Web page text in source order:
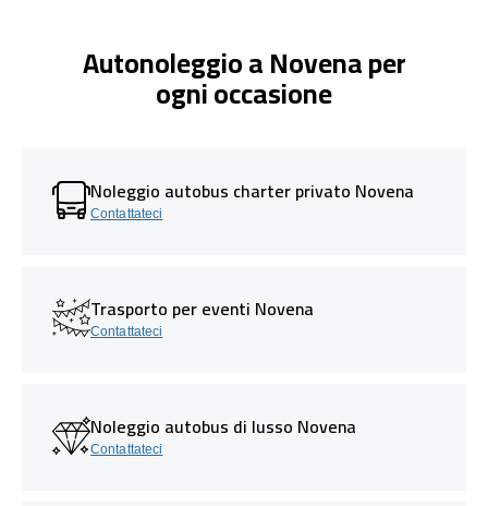
Autonoleggio a Novena per
ogni occasione
Noleggio autobus charter privato Novena
Contattateci
Trasporto per eventi Novena
Contattateci
Noleggio autobus di lusso Novena
Contattateci